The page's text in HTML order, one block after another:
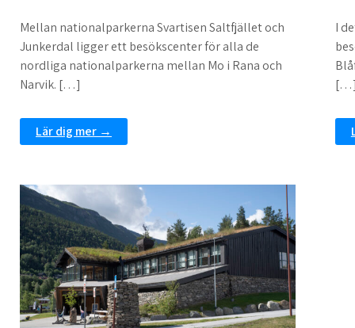
Mellan nationalparkerna Svartisen Saltfjället och
Junkerdal ligger ett besökscenter för alla de
nordliga nationalparkerna mellan Mo i Rana och
Narvik. […]
Lär dig mer →
I